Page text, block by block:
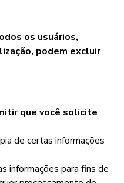
os usuários,
podem excluir
que você solicite
de certas informações
informações para fins de